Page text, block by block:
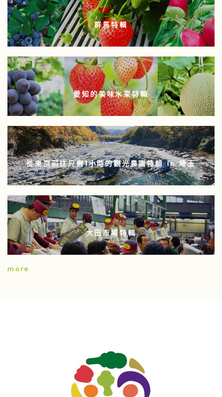
群馬特輯
愛知的美味水果特輯
從東京前往只需1小時的觀光農園特輯 in 埼玉
大田市場特輯
more